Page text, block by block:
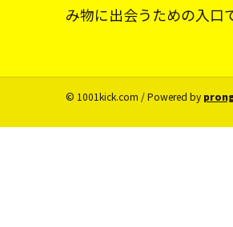
み物に出会うための入口
© 1001kick.com / Powered by